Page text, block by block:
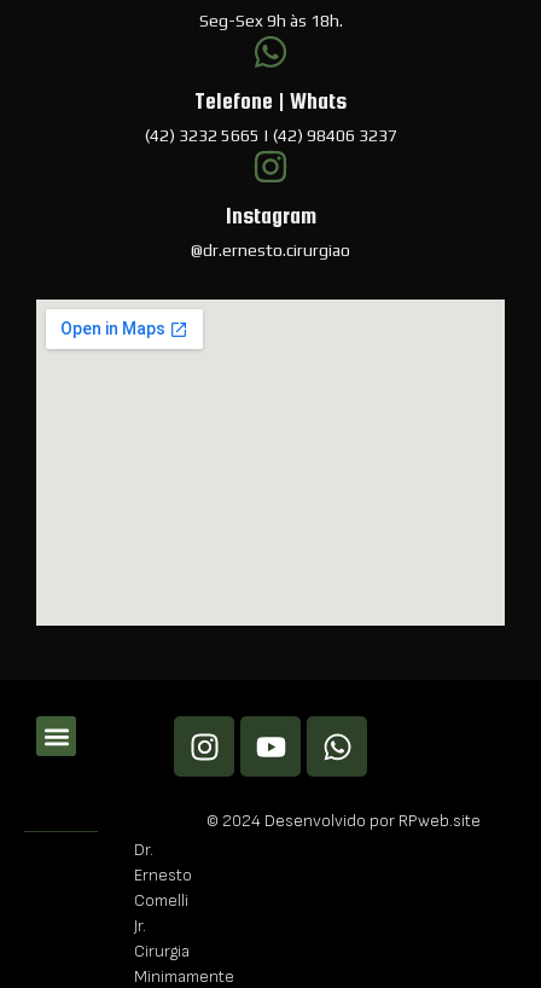
Seg-Sex 9h às 18h.
Telefone | Whats
(42) 3232 5665 | (42) 98406 3237
Instagram
@dr.ernesto.cirurgiao
Dr.
Ernesto
Comelli
Jr.
Cirurgia
Minimamente
© 2024 Desenvolvido por RPweb.site